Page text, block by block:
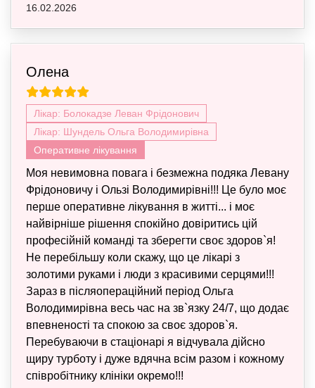
16.02.2026
Олена
Лікар: Болокадзе Леван Фрідонович
Лікар: Шундель Ольга Володимирівна
Оперативне лікування
Моя невимовна повага і безмежна подяка Левану
Фрідоновичу і Ользі Володимирівні!!! Це було моє
перше оперативне лікування в житті... і моє
найвірніше рішення спокійно довіритись цій
професійній команді та зберегти своє здоров`я!
Не перебільшу коли скажу, що це лікарі з
золотими руками і люди з красивими серцями!!!
Зараз в післяопераційний період Ольга
Володимирівна весь час на зв`язку 24/7, що додає
впевненості та спокою за своє здоров`я.
Перебуваючи в стаціонарі я відчувала дійсно
щиру турботу і дуже вдячна всім разом і кожному
співробітнику клініки окремо!!!